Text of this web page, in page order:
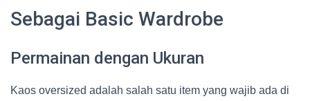
Sebagai Basic Wardrobe
Permainan dengan Ukuran
Kaos oversized adalah salah satu item yang wajib ada di